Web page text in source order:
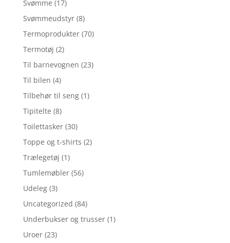
Svømme (17)
Svømmeudstyr (8)
Termoprodukter (70)
Termotøj (2)
Til barnevognen (23)
Til bilen (4)
Tilbehør til seng (1)
Tipitelte (8)
Toilettasker (30)
Toppe og t-shirts (2)
Trælegetøj (1)
Tumlemøbler (56)
Udeleg (3)
Uncategorized (84)
Underbukser og trusser (1)
Uroer (23)